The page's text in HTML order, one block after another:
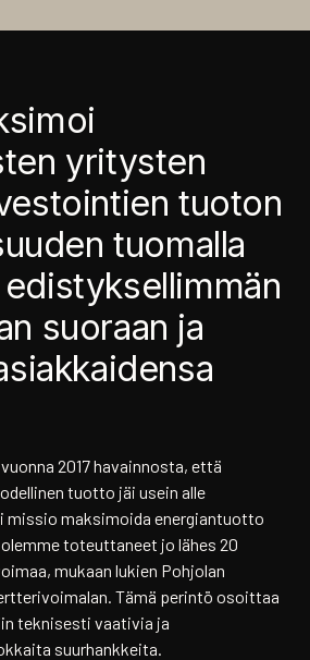
yritysten
tuoton
tuomalla
suoraan ja
2017 havainnosta, että
tuotto jäi usein alle
missio maksimoida energiantuotto
toteuttaneet jo lähes 20
mukaan lukien Pohjolan
Tämä perintö osoittaa
teknisesti vaativia ja
suurhankkeita.